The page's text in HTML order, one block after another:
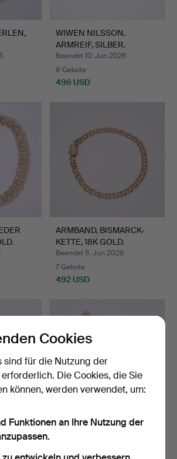
WIWEN NILSSON.
ARMREIF, SILBER.
Beendet 10. Jun 2026
8 Gebote
496 USD
ARMBAND, BISMARCK-
KETTE, 18K GOLD.
Beendet 5. Jun 2026
7 Gebote
492 USD
18K
CHARM-ARMBAND, 18K
Cookies
sind für die Nutzung der
Die Cookies, die Sie
können, werden verwendet, um:
Funktionen an Ihre Nutzung der